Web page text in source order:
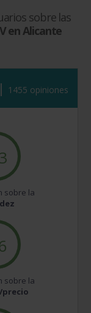
sobre las
en Alicante
1455 opiniones
sobre la
sobre la
precio